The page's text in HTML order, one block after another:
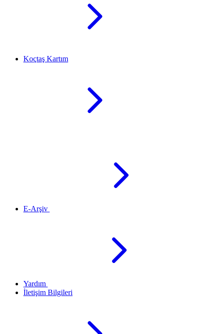
Koçtaş Kartım
E-Arşiv
Yardım
İletişim Bilgileri